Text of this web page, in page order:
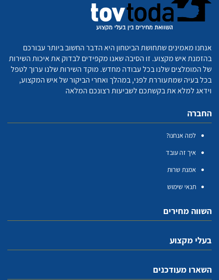
אנחנו מאמינים שתחושת הביטחון היא הדבר החשוב ביותר עבורכם
בהזמנת איש מקצוע. זו הסיבה שאנו מקפידים לבדוק את איכות השירות
של המומלצים שלנו בכל עבודה מחדש. מוקד השירות שלנו ערוך לטפל
בכל בעיה שמתעוררת לפני, במהלך ואחרי הביקור של איש המקצוע,
וידאג למלא את בקשתכם לשביעות רצונכם המלאה
החברה
למה אנחנו?
איך זה עובד
אמנת שרות
תנאי שימוש
השווה מחירים
בעלי מקצוע
השארו מעודכנים